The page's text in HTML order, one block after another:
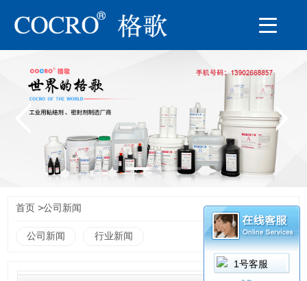
1号客服
首页 >公司新闻
公司新闻 行业新闻